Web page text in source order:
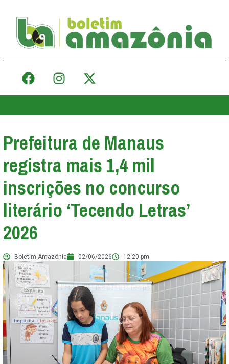
Prefeitura de Manaus
registra mais 1,4 mil
inscrições no concurso
literário ‘Tecendo Letras’
2026
Boletim Amazônia 02/06/2026 12:20 pm